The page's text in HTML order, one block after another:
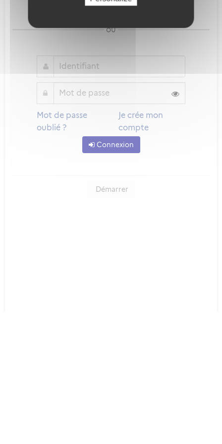
ou
Mot de passe
oublié ?
Je crée mon
compte
Connexion
Démarrer